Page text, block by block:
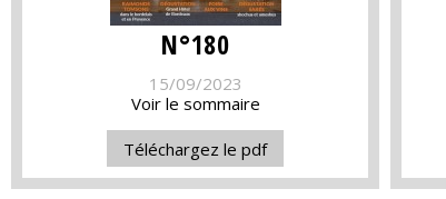
N°180
15/09/2023
Voir le sommaire
Téléchargez le pdf